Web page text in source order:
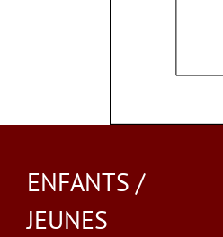
ENFANTS /
JEUNES